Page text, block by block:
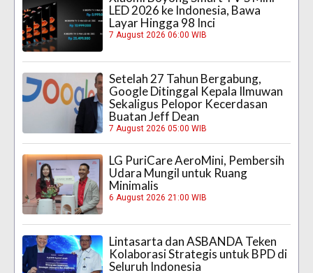
LED 2026 ke Indonesia, Bawa
Layar Hingga 98 Inci
7 August 2026 06:00 WIB
Setelah 27 Tahun Bergabung,
Google Ditinggal Kepala Ilmuwan
Sekaligus Pelopor Kecerdasan
Buatan Jeff Dean
7 August 2026 05:00 WIB
LG PuriCare AeroMini, Pembersih
Udara Mungil untuk Ruang
Minimalis
6 August 2026 21:00 WIB
Lintasarta dan ASBANDA Teken
Kolaborasi Strategis untuk BPD di
Seluruh Indonesia